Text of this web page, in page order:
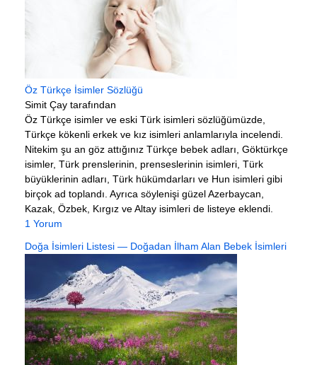
Öz Türkçe İsimler Sözlüğü
Simit Çay tarafından
Öz Türkçe isimler ve eski Türk isimleri sözlüğümüzde,
Türkçe kökenli erkek ve kız isimleri anlamlarıyla incelendi.
Nitekim şu an göz attığınız Türkçe bebek adları, Göktürkçe
isimler, Türk prenslerinin, prenseslerinin isimleri, Türk
büyüklerinin adları, Türk hükümdarları ve Hun isimleri gibi
birçok ad toplandı. Ayrıca söylenişi güzel Azerbaycan,
Kazak, Özbek, Kırgız ve Altay isimleri de listeye eklendi.
1 Yorum
Doğa İsimleri Listesi — Doğadan İlham Alan Bebek İsimleri